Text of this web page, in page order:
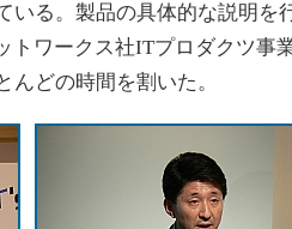
いる。製品の具体的な説明を
トワークス社ITプロダクツ事
どの時間を割いた。